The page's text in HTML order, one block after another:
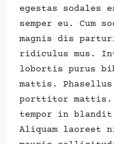
egestas sodales
semper eu. Cum
magnis dis
ridiculus mus.
lobortis purus
mattis.
porttitor mattis.
tempor in
Aliquam laoreet